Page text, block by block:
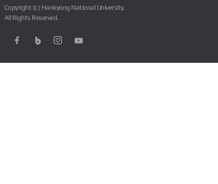
Copyright (c) Hankyong National University.
All Rights Reserved.